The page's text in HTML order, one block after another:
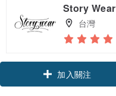
Story Wear
台灣
加入關注